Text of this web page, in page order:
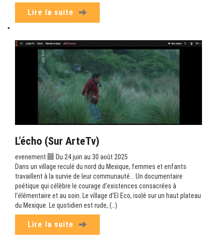
Lire la suite
L’écho (sur ArteTv)
evenement
Du 24 juin au 30 août 2025
Dans un village reculé du nord du Mexique, femmes et enfants
travaillent à la survie de leur communauté... Un documentaire
poétique qui célèbre le courage d’existences consacrées à
l’élémentaire et au soin. Le village d’El Eco, isolé sur un haut plateau
du Mexique. Le quotidien est rude, (…)
Lire la suite